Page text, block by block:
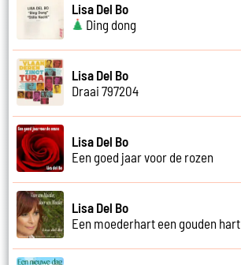
Lisa Del Bo
Ding dong
Lisa Del Bo
Draai 797204
Lisa Del Bo
Een goed jaar voor de rozen
Lisa Del Bo
Een moederhart een gouden hart